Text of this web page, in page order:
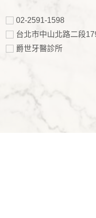
02-2591-1598
台北市中山北路二段
爵世牙醫診所